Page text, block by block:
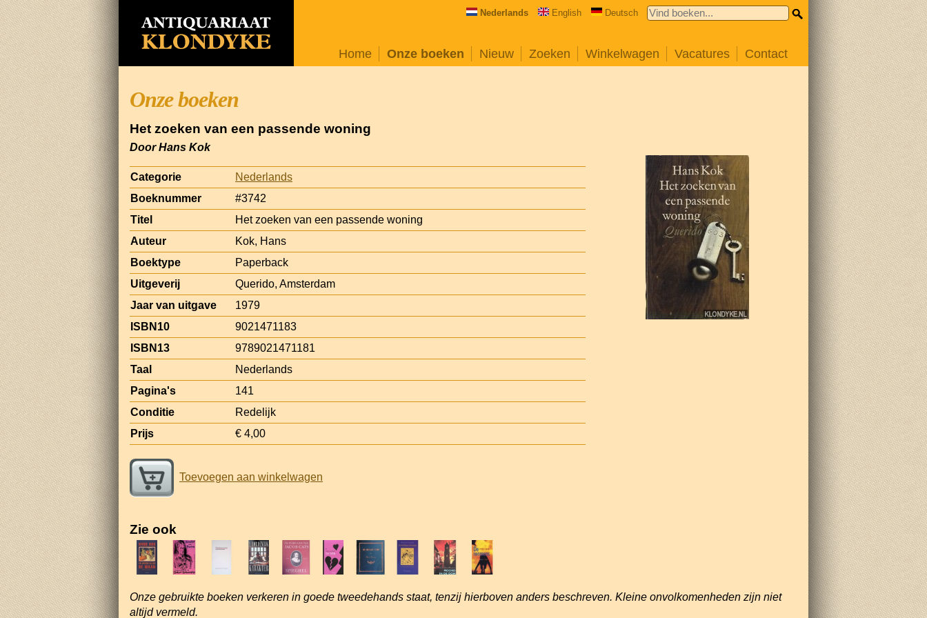
Nederlands English Deutsch
Home Onze boeken Nieuw Zoeken Winkelwagen Vacatures Contact
Onze boeken
Het zoeken van een passende woning
Door Hans Kok
Categorie
Nederlands
Boeknummer
#3742
Titel
Het zoeken van een passende woning
Auteur
Kok, Hans
Boektype
Paperback
Uitgeverij
Querido, Amsterdam
Jaar van uitgave
1979
ISBN10
9021471183
ISBN13
9789021471181
Taal
Nederlands
Pagina's
141
Conditie
Redelijk
Prijs
€ 4,00
Toevoegen aan winkelwagen
Zie ook
Onze gebruikte boeken verkeren in goede tweedehands staat, tenzij hierboven anders beschreven. Kleine onvolkomenheden zijn niet
altijd vermeld.